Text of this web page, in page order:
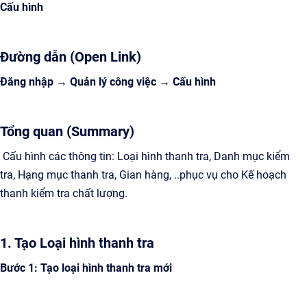
Cấu hình
Đường dẫn (Open Link)
Đăng nhập → Quản lý công việc → Cấu hình
Tổng quan (Summary)
Cấu hình các thông tin: Loại hình thanh tra, Danh mục kiểm
tra, Hạng mục thanh tra, Gian hàng, ..phục vụ cho Kế hoạch
thanh kiểm tra chất lượng.
1. Tạo Loại hình thanh tra
Bước 1: Tạo loại hình thanh tra mới